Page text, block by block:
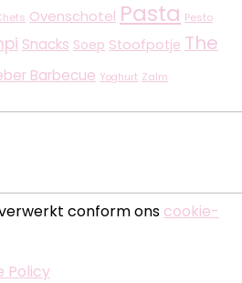
Ovenschotel Pasta Pesto
Snacks Soep Stoofpotje The
Barbecue Yoghurt Zalm
conform ons cookie-
Policy